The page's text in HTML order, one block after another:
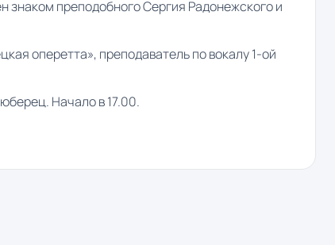
знаком преподобного Сергия Радонежского и
оперетта», преподаватель по вокалу 1-ой
Начало в 17.00.